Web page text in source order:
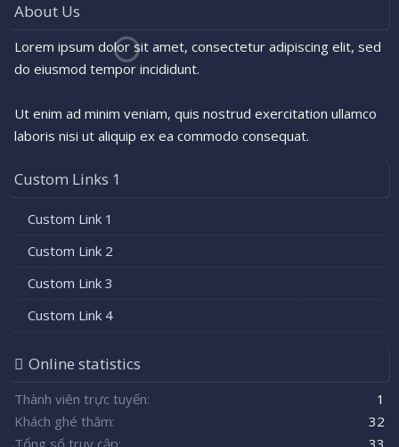
About Us
Lorem ipsum dolor sit amet, consectetur adipiscing elit, sed
do eiusmod tempor incididunt.
Ut enim ad minim veniam, quis nostrud exercitation ullamco
laboris nisi ut aliquip ex ea commodo consequat.
Custom Links 1
Custom Link 1
Custom Link 2
Custom Link 3
Custom Link 4
Online statistics
Thành viên trực tuyến
1
Khách ghé thăm
32